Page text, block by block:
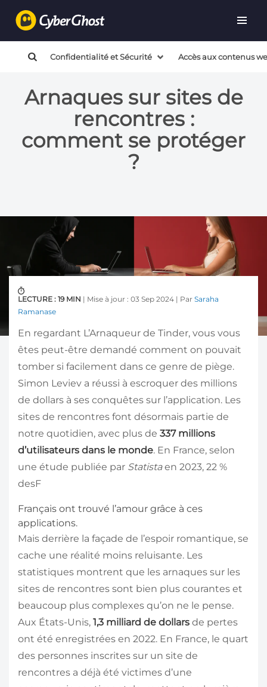
Confidentialité et Sécurité Accès aux contenus
Arnaques sur sites de
rencontres :
comment se protéger
?
LECTURE : 19 MIN | Mise à jour : 03 Sep 2024 | Par Saraha
Ramanase
En regardant L’Arnaqueur de Tinder, vous vous
êtes peut-être demandé comment on pouvait
tomber si facilement dans ce genre de piège.
Simon Leviev a réussi à escroquer des millions
de dollars à ses conquêtes sur l’application. Les
sites de rencontres font désormais partie de
notre quotidien, avec plus de 337 millions
d’utilisateurs dans le monde. En France, selon
une étude publiée par Statistaen 2023, 22 %
desF
Français ont trouvé l’amour grâce à ces
applications.
Mais derrière la façade de l’espoir romantique, se
cache une réalité moins reluisante. Les
statistiques montrent que les arnaques sur les
sites de rencontres sont bien plus courantes et
beaucoup plus complexes qu’on ne le pense.
Aux États-Unis, 1,3 milliard de dollars de pertes
ont été enregistrées en 2022. En France, le quart
des personnes inscrites sur un site de
rencontres a déjà été victimes d’une